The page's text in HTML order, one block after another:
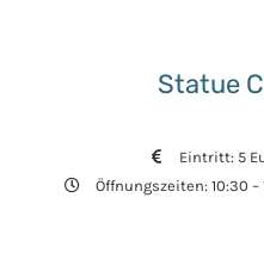
Statue
Eintritt: 5
Öffnungszeiten: 10:30